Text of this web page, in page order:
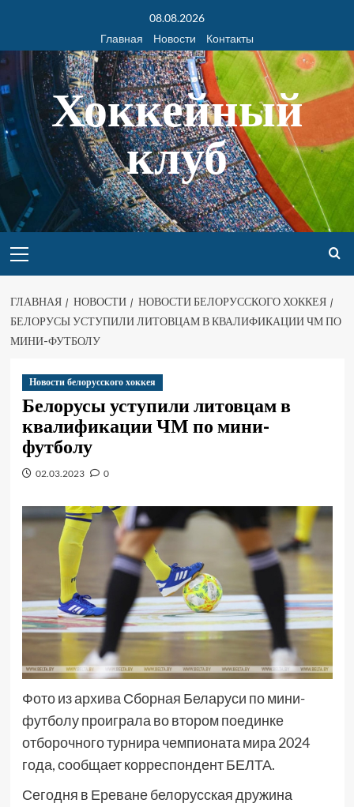
08.08.2026
Главная
Новости Контакты
Хоккейный
клуб
ГЛАВНАЯ НОВОСТИ
НОВОСТИ БЕЛОРУССКОГО ХОККЕЯ
БЕЛОРУСЫ УСТУПИЛИ ЛИТОВЦАМ В КВАЛИФИКАЦИИ ЧМ ПО
МИНИ-ФУТБОЛУ
Новости белорусского хоккея
Белорусы уступили литовцам в
квалификации ЧМ по мини-
футболу
02.03.2023 0
Фото из архива Сборная Беларуси по мини-
футболу проиграла во втором поединке
отборочного турнира чемпионата мира 2024
года, сообщает корреспондент БЕЛТА.
Сегодня в Ереване белорусская дружина